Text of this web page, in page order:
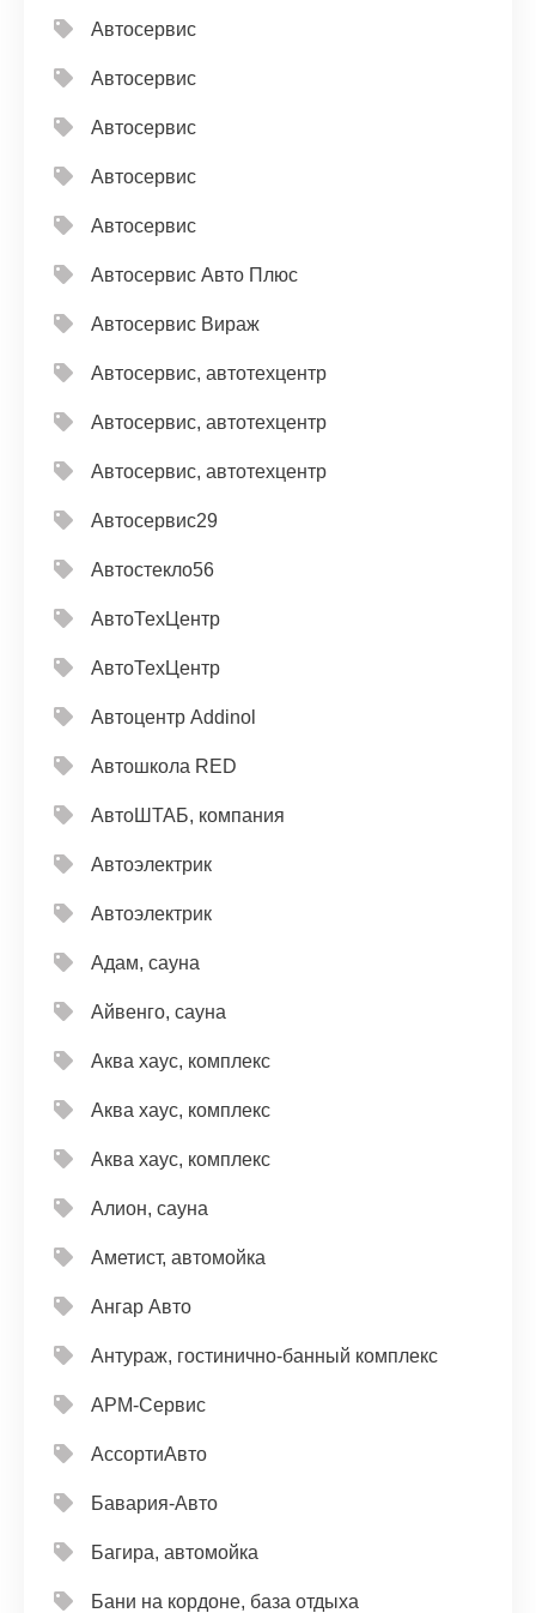
Автосервис
Автосервис
Автосервис
Автосервис
Автосервис
Автосервис Авто Плюс
Автосервис Вираж
Автосервис, автотехцентр
Автосервис, автотехцентр
Автосервис, автотехцентр
Автосервис29
Автостекло56
АвтоТехЦентр
АвтоТехЦентр
Автоцентр Addinol
Автошкола RED
АвтоШТАБ, компания
Автоэлектрик
Автоэлектрик
Адам, сауна
Айвенго, сауна
Аква хаус, комплекс
Аква хаус, комплекс
Аква хаус, комплекс
Алион, сауна
Аметист, автомойка
Ангар Авто
Антураж, гостинично-банный комплекс
АРМ-Сервис
АссортиАвто
Бавария-Авто
Багира, автомойка
Бани на кордоне, база отдыха